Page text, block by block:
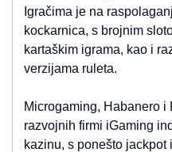
Igračima je na
kockarnica, s brojnim
kartaškim igrama, kao i
verzijama ruleta.
Microgaming, Habanero i
razvojnih firmi iGaming
kazinu, s ponešto